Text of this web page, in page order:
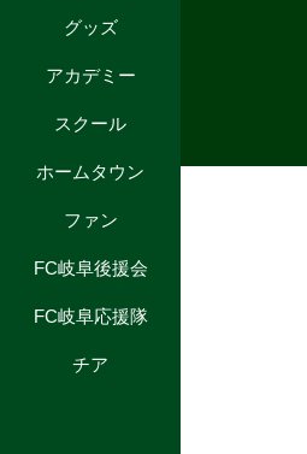
グッズ
アカデミー
スクール
ホームタウン
ファン
FC岐阜後援会
FC岐阜応援隊
チア